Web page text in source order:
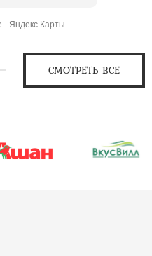
- Яндекс.Карты
СМОТРЕТЬ ВСЕ